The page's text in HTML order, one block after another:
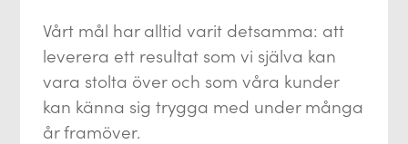
Vårt mål har alltid varit detsamma: att
leverera ett resultat som vi själva kan
vara stolta över och som våra kunder
kan känna sig trygga med under många
år framöver.